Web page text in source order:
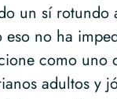
un sí rotundo
no ha
como uno
adultos y